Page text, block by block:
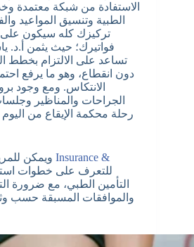
الاستفادة من شبكة معتمدة
الطبية وتنسيق المواعيد
تركيزك كله سيكون على
فواتيرك؛ حيث يثمن أ.د.
تساعد على الالتزام بخطط
دون انقطاع، وهو ما يرفع
الانتكاس. ومع وجود
الجراحات والمناظير
Insurance &
التأمين الطبي، مع ضرورة
والموافقات المسبقة حسب